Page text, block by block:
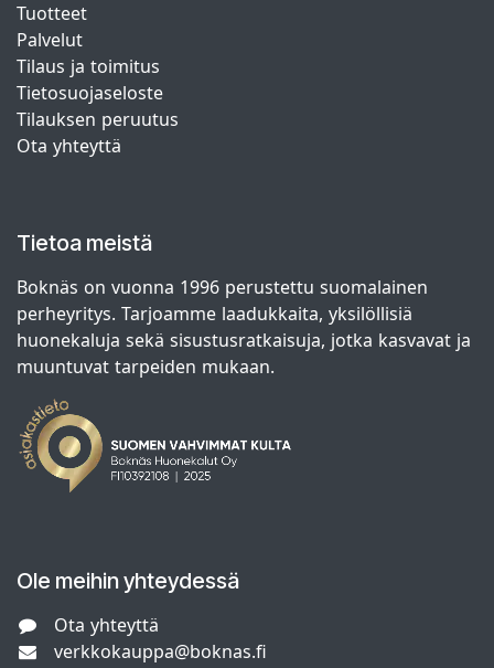
Tuotteet
Palvelut
Tilaus ja toimitus
Tietosuojaseloste
Tilauksen peruutus
Ota yhteyttä
Tietoa meistä
Boknäs on vuonna 1996 perustettu suomalainen
perheyritys. Tarjoamme laadukkaita, yksilöllisiä
huonekaluja sekä sisustusratkaisuja, jotka kasvavat ja
muuntuvat tarpeiden mukaan.
Ole meihin yhteydessä
Ota yhteyttä
verkkokauppa@boknas.fi